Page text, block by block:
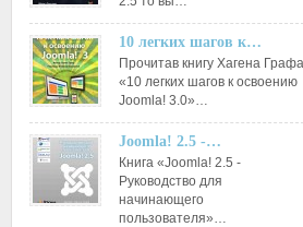
10 легких шагов к…
Прочитав книгу Хагена Графа
«10 легких шагов к освоению
Joomla! 3.0»…
Joomla! 2.5 -…
Книга «Joomla! 2.5 -
Руководство для
начинающего
пользователя»…